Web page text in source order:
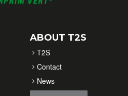
ABOUT T2S
T2S
Contact
News